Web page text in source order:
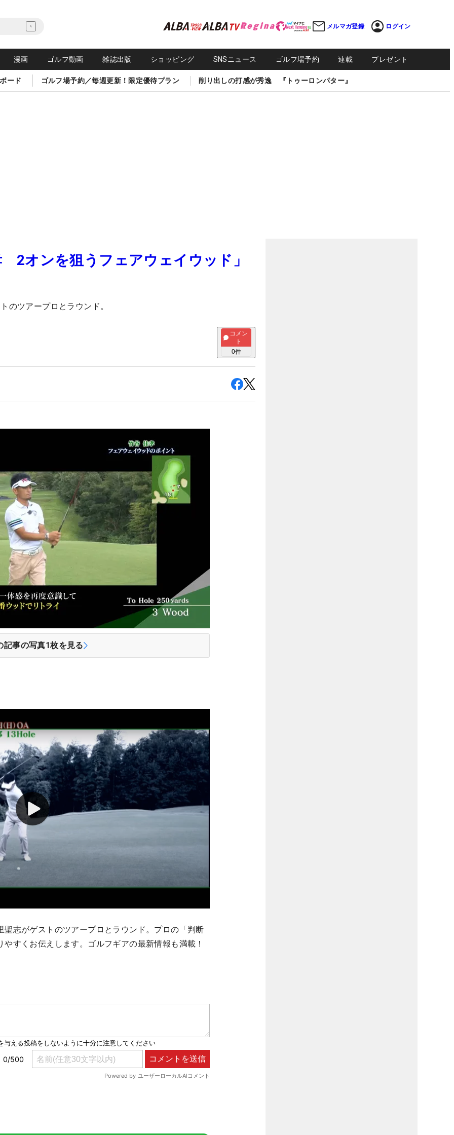
メルマガ登録 ログイン
漫画 ゴルフ動画 雑誌出版 ショッピング SNSニュース ゴルフ場予約 連載 プレゼント
ード ゴルフ場予約／毎週更新！限定優待プラン 削り出しの打感が秀逸 『トゥーロンパター』
2オンを狙うフェアウェイウッド」
のツアープロとラウンド。
コメン
ト
0件
記事の写真1枚を見る
志がゲストのツアープロとラウンド。プロの「判断
すくお伝えします。ゴルフギアの最新情報も満載！